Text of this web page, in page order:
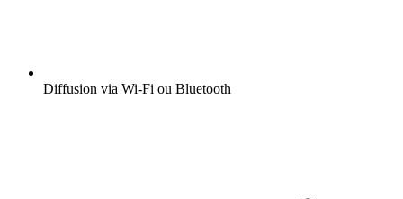
Diffusion via Wi-Fi ou Bluetooth